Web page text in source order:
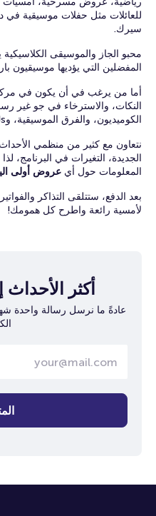
للعائلات مثل حفلات موسيقية في
سيرك.
محبو الجاز والموسيقى الكلاسيكية
المفضلين التي يؤديها موسيقيون
أما من يرغب في أن يكون في
النكات، والاسترخاء في جو غير
الكوميديون، والفرق الموسيقية، وDJs عروضهم.
نتعاون مع كثير من منظمي
الجديدة، التغيرات في البرنامج،
المعلومات حول أي عروض أولى
بعد الدفع، ستتلقى التذاكر
لأمسية رائعة واطرح كل همومك!
أكثر
عادةً ما نرسل رسالة واحدة